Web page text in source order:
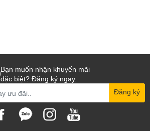
Bạn muốn nhận khuyến mãi
đặc biệt? Đăng ký ngay.
Đăng ký